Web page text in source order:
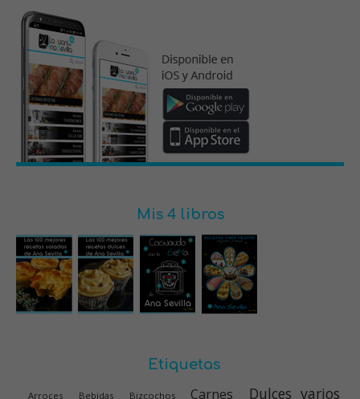
Mis 4 libros
Etiquetas
Arroces Bebidas Bizcochos Carnes Dulces varios